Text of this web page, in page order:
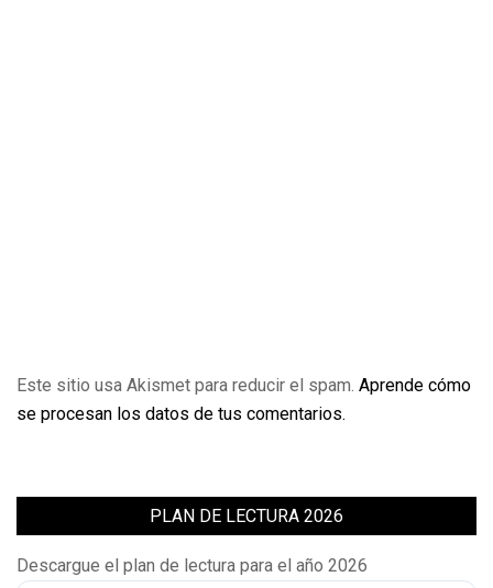
Este sitio usa Akismet para reducir el spam. Aprende cómo
se procesan los datos de tus comentarios.
PLAN DE LECTURA 2026
Descargue el plan de lectura para el año 2026